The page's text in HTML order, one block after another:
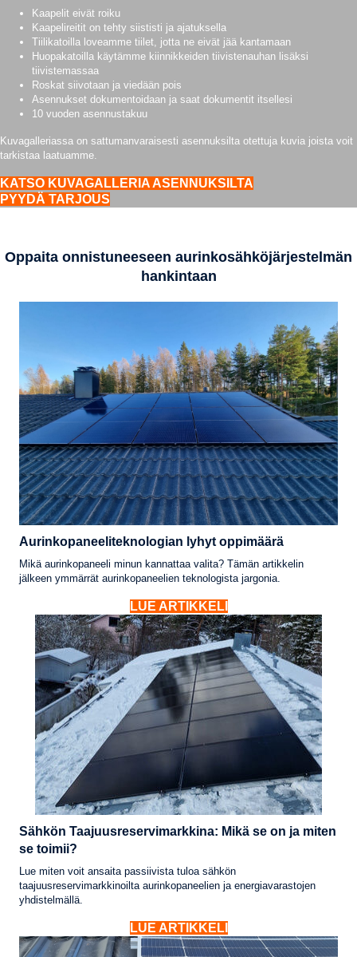
Kaapelit eivät roiku
Kaapelireitit on tehty siististi ja ajatuksella
Tiilikatoilla loveamme tiilet, jotta ne eivät jää kantamaan
Huopakatoilla käytämme kiinnikkeiden tiivistenauhan lisäksi
tiivistemassaa
Roskat siivotaan ja viedään pois
Asennukset dokumentoidaan ja saat dokumentit itsellesi
10 vuoden asennustakuu
Kuvagalleriassa on sattumanvaraisesti asennuksilta otettuja kuvia joista voit
tarkistaa laatuamme.
KATSO KUVAGALLERIA ASENNUKSILTA
PYYDÄ TARJOUS
Oppaita onnistuneeseen aurinkosähköjärjestelmän
hankintaan
Aurinkopaneeliteknologian lyhyt oppimäärä
Mikä aurinkopaneeli minun kannattaa valita? Tämän artikkelin
jälkeen ymmärrät aurinkopaneelien teknologista jargonia.
LUE ARTIKKELI
Sähkön Taajuusreservimarkkina: Mikä se on ja miten
se toimii?
Lue miten voit ansaita passiivista tuloa sähkön
taajuusreservimarkkinoilta aurinkopaneelien ja energiavarastojen
yhdistelmällä.
LUE ARTIKKELI